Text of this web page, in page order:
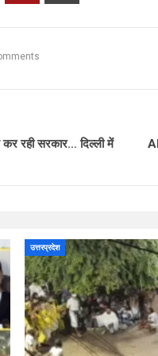
रही सरकार… दिल्ली में
उत्तरप्रदेश